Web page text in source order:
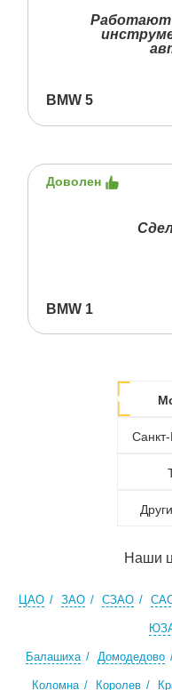
Работают
BMW 5
Доволен
BMW 1
Наши
ЦАО ЗАО СЗАО
Балашиха Домодедово
Коломна Королев